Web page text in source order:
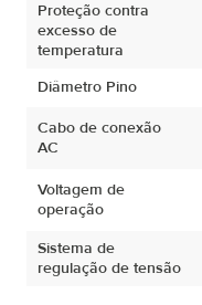
Proteção contra
excesso de
temperatura
Diâmetro Pino
Cabo de conexão
AC
Voltagem de
operação
Sistema de
regulação de tensão